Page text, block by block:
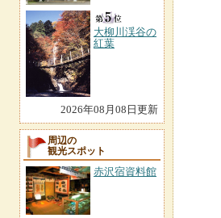
大柳川渓谷の
紅葉
2026年08月08日更新
周辺の
観光スポット
赤沢宿資料館